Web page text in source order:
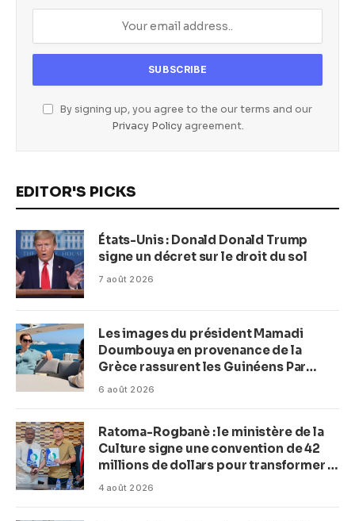
By signing up, you agree to the our terms and our
Privacy Policyagreement.
EDITOR'S PICKS
États-Unis : Donald Donald Trump
signe un décret sur le droit du sol
7 août 2026
Les images du président Mamadi
Doumbouya en provenance de la
Grèce rassurent les Guinéens Par
(Macka Baldé)
6 août 2026
Ratoma-Rogbanè : le ministère de la
Culture signe une convention de 42
millions de dollars pour transformer la
plage en complexe balnéaire
4 août 2026